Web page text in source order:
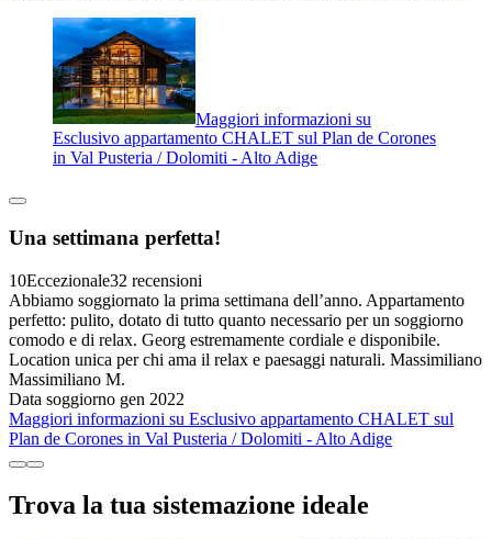
Maggiori informazioni su
Esclusivo appartamento CHALET sul Plan de Corones
in Val Pusteria / Dolomiti - Alto Adige
Una settimana perfetta!
10Eccezionale32 recensioni
Abbiamo soggiornato la prima settimana dell’anno. Appartamento
perfetto: pulito, dotato di tutto quanto necessario per un soggiorno
comodo e di relax. Georg estremamente cordiale e disponibile.
Location unica per chi ama il relax e paesaggi naturali. Massimiliano
Massimiliano M.
Data soggiorno gen 2022
Maggiori informazioni su Esclusivo appartamento CHALET sul
Plan de Corones in Val Pusteria / Dolomiti - Alto Adige
Trova la tua sistemazione ideale